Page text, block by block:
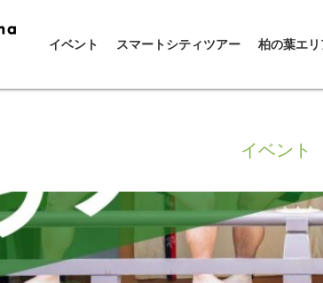
イベント スマートシティツアー 柏の葉エ
イベント